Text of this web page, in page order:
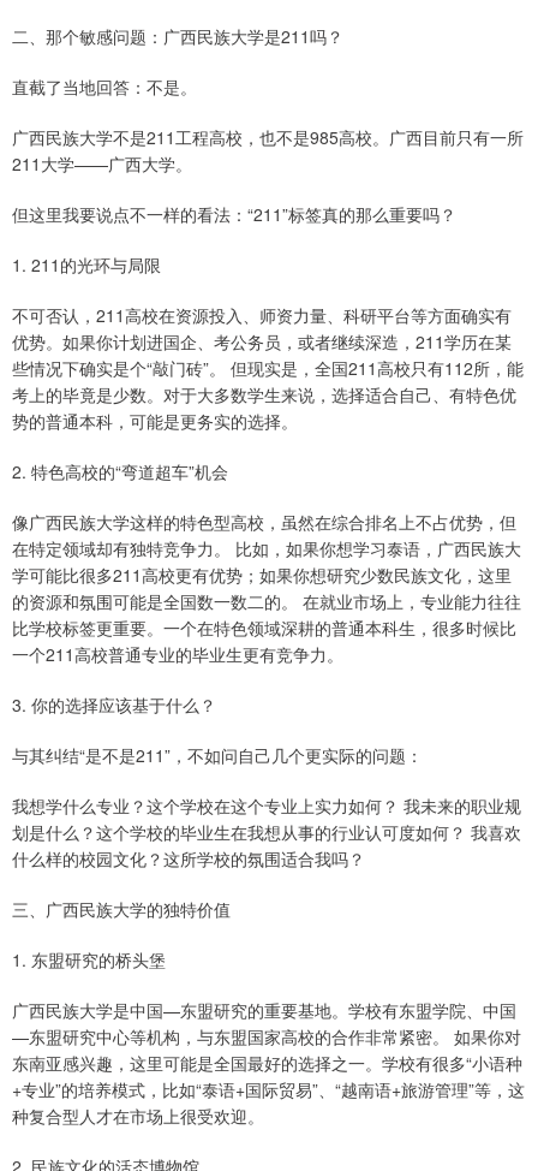
二、那个敏感问题：广西民族大学是211吗？
直截了当地回答：不是。
广西民族大学不是211工程高校，也不是985高校。广西目前只有一所
211大学——广西大学。
但这里我要说点不一样的看法：“211”标签真的那么重要吗？
1. 211的光环与局限
不可否认，211高校在资源投入、师资力量、科研平台等方面确实有
优势。如果你计划进国企、考公务员，或者继续深造，211学历在某
些情况下确实是个“敲门砖”。 但现实是，全国211高校只有112所，能
考上的毕竟是少数。对于大多数学生来说，选择适合自己、有特色优
势的普通本科，可能是更务实的选择。
2. 特色高校的“弯道超车”机会
像广西民族大学这样的特色型高校，虽然在综合排名上不占优势，但
在特定领域却有独特竞争力。 比如，如果你想学习泰语，广西民族大
学可能比很多211高校更有优势；如果你想研究少数民族文化，这里
的资源和氛围可能是全国数一数二的。 在就业市场上，专业能力往往
比学校标签更重要。一个在特色领域深耕的普通本科生，很多时候比
一个211高校普通专业的毕业生更有竞争力。
3. 你的选择应该基于什么？
与其纠结“是不是211”，不如问自己几个更实际的问题：
我想学什么专业？这个学校在这个专业上实力如何？ 我未来的职业规
划是什么？这个学校的毕业生在我想从事的行业认可度如何？ 我喜欢
什么样的校园文化？这所学校的氛围适合我吗？
三、广西民族大学的独特价值
1. 东盟研究的桥头堡
广西民族大学是中国—东盟研究的重要基地。学校有东盟学院、中国
—东盟研究中心等机构，与东盟国家高校的合作非常紧密。 如果你对
东南亚感兴趣，这里可能是全国最好的选择之一。学校有很多“小语种
+专业”的培养模式，比如“泰语+国际贸易”、“越南语+旅游管理”等，这
种复合型人才在市场上很受欢迎。